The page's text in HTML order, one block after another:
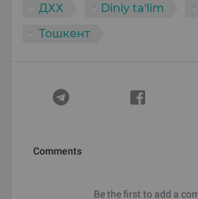
ДХХ Diniy ta'lim
Тошкент